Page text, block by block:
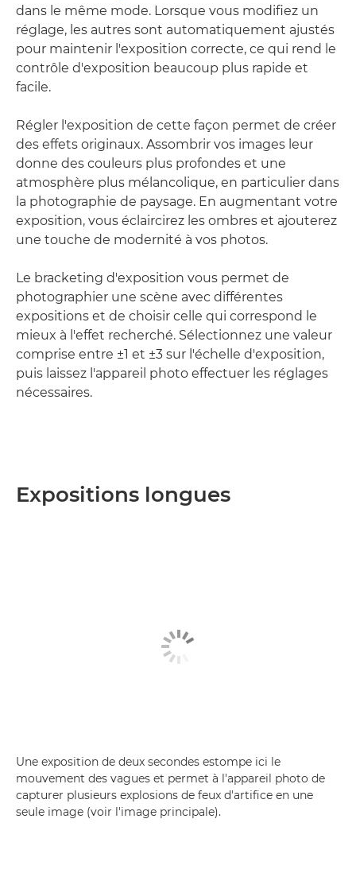
dans le même mode. Lorsque vous modifiez un
réglage, les autres sont automatiquement ajustés
pour maintenir l'exposition correcte, ce qui rend le
contrôle d'exposition beaucoup plus rapide et
facile.
Régler l'exposition de cette façon permet de créer
des effets originaux. Assombrir vos images leur
donne des couleurs plus profondes et une
atmosphère plus mélancolique, en particulier dans
la photographie de paysage. En augmentant votre
exposition, vous éclaircirez les ombres et ajouterez
une touche de modernité à vos photos.
Le bracketing d'exposition vous permet de
photographier une scène avec différentes
expositions et de choisir celle qui correspond le
mieux à l'effet recherché. Sélectionnez une valeur
comprise entre ±1 et ±3 sur l'échelle d'exposition,
puis laissez l'appareil photo effectuer les réglages
nécessaires.
Expositions longues
Une exposition de deux secondes estompe ici le
mouvement des vagues et permet à l'appareil photo de
capturer plusieurs explosions de feux d'artifice en une
seule image (voir l'image principale).